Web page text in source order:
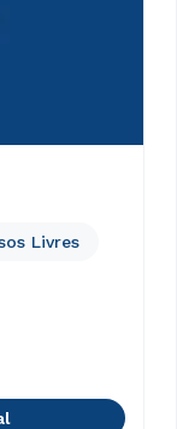
Livres